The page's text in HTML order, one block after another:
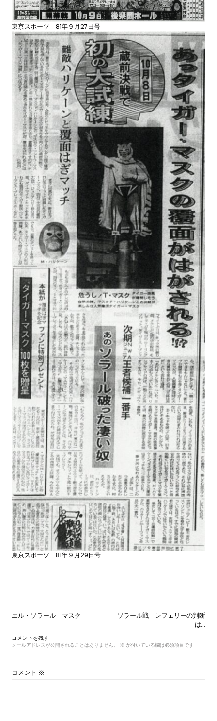
東京スポーツ 81年９月27日号
東京スポーツ 81年９月29日号
投
ビ
シ
エル・ソラール マスク
ソラール戦 レフェリーの判断
は…
コメントを残す
メールアドレスが公開されることはありません。 ※ が付いている欄は必須項目です
コメント ※